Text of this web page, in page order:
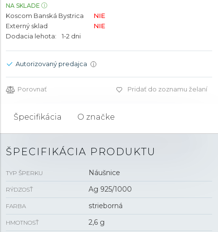
NA SKLADE
Koscom Banská Bystrica
NIE
Externý sklad
NIE
Dodacia lehota:
1-2 dni
Autorizovaný predajca i
Porovnať Pridať do zoznamu želaní
Špecifikácia O značke
ŠPECIFIKÁCIA PRODUKTU
TYP ŠPERKU Náušnice
RÝDZOSŤ Ag 925/1000
FARBA strieborná
HMOTNOSŤ 2,6 g